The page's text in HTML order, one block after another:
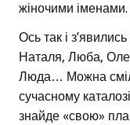
жіночими іменами.
Ось так і
Наталя, Люба,
Люда… Можна
сучасному
знайде «свою»